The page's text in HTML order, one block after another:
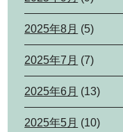
2025年8月 (5)
2025年7月 (7)
2025年6月 (13)
2025年5月 (10)